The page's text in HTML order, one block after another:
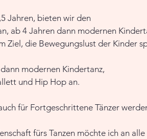
Jahren, bieten wir den
ab 4 Jahren dann modernen
Ziel, die Bewegungslust der Kinder
modernen Kindertanz,
und Hip Hop an.
für Fortgeschrittene Tänzer
fürs Tanzen möchte ich an